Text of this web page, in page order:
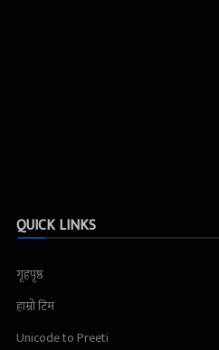
QUICK LINKS
गृहपृष्ठ
हाम्रो टिम
Unicode to Preeti